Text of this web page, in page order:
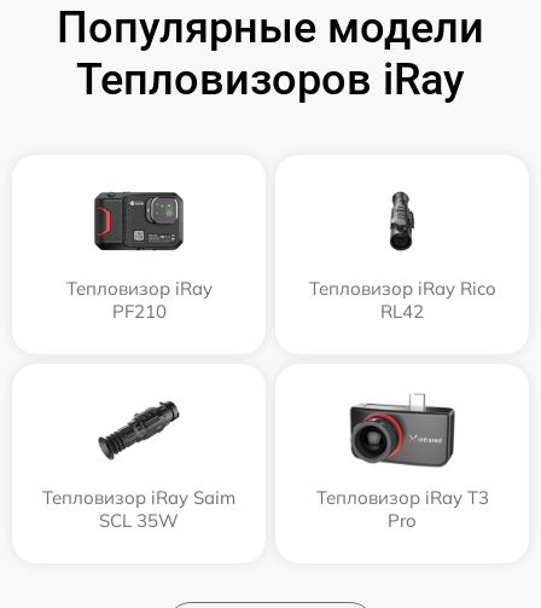
Популярные модели
Тепловизоров iRay
Тепловизор iRay
PF210
Тепловизор iRay Rico
RL42
Тепловизор iRay Saim
SCL 35W
Тепловизор iRay T3
Pro